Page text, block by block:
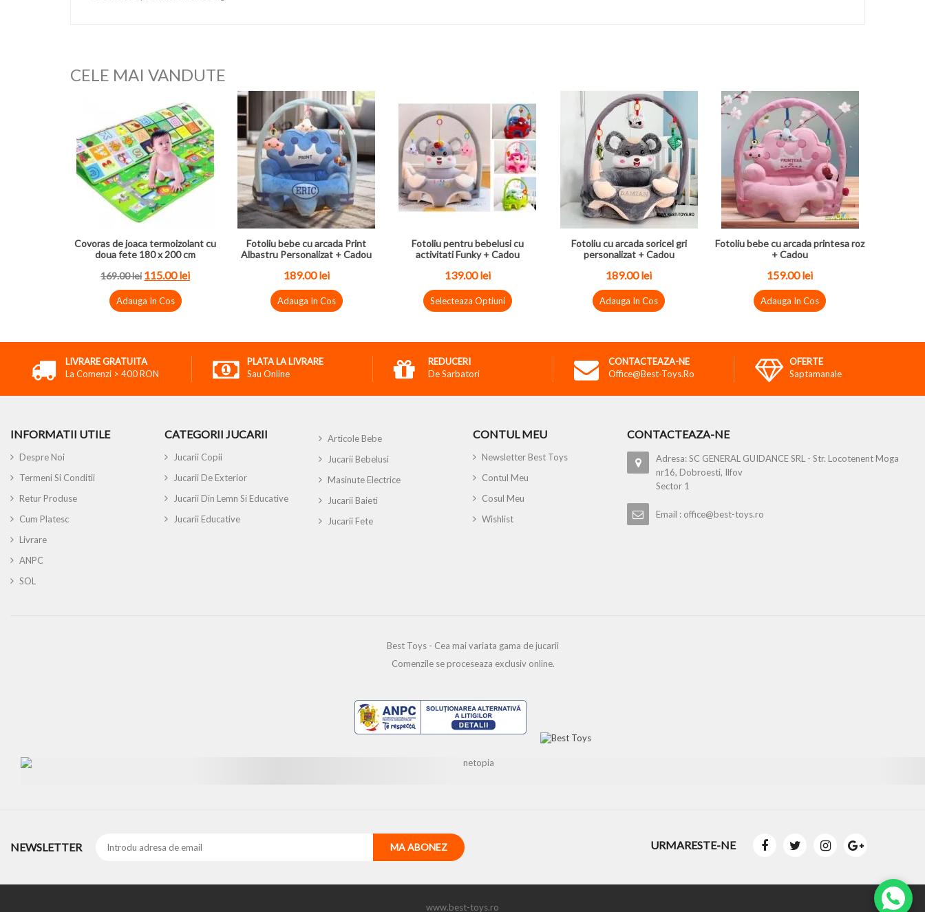
CELE MAI VANDUTE
Covoras de joaca termoizolant cu
doua fete 180 x 200 cm
169.00lei 115.00lei
Adauga In Cos
Fotoliu bebe cu arcada Print
Albastru Personalizat + Cadou
189.00lei
Adauga In Cos
Fotoliu pentru bebelusi cu
activitati Funky + Cadou
139.00lei
Selecteaza Optiuni
Fotoliu cu arcada soricel gri
personalizat + Cadou
189.00lei
Adauga In Cos
Fotoliu bebe cu arcada printesa roz
+ Cadou
159.00lei
Adauga In Cos
LIVRARE GRATUITA
La Comenzi > 400 RON
PLATA LA LIVRARE
Sau Online
REDUCERI
De Sarbatori
CONTACTEAZA-NE
Office@best-Toys.ro
OFERTE
Saptamanale
INFORMATII UTILE
Despre Noi
Termeni Si Conditii
Retur Produse
Cum Platesc
Livrare
ANPC
SOL
CATEGORII JUCARII
Jucarii Copii
Jucarii De Exterior
Jucarii Din Lemn Si Educative
Jucarii Educative
Articole Bebe
Jucarii Bebelusi
Masinute Electrice
Jucarii Baieti
Jucarii Fete
CONTUL MEU
Newsletter Best Toys
Contul Meu
Cosul Meu
Wishlist
CONTACTEAZA-NE
Adresa: SC GENERAL GUIDANCE SRL - Str. Locotenent Moga
nr16, Dobroesti, Ilfov
Sector 1
Email : office@best-toys.ro
Best Toys - Cea mai variata gama de jucarii
Comenzile se proceseaza exclusiv online.
NEWSLETTER URMARESTE-NE
www.best-toys.ro